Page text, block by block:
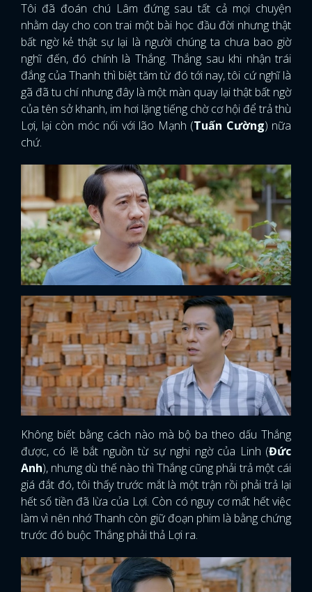
Tôi đã đoán chú Lâm đứng sau tất cả mọi chuyện
nhằm dạy cho con trai một bài học đầu đời nhưng thật
bất ngờ kẻ thật sự lại là người chúng ta chưa bao giờ
nghĩ đến, đó chính là Thắng. Thắng sau khi nhận trái
đắng của Thanh thì biệt tăm từ đó tới nay, tôi cứ nghĩ là
gã đã tu chí nhưng đây là một màn quay lại thật bất ngờ
của tên sở khanh, im hơi lặng tiếng chờ cơ hội để trả thù
Lợi, lại còn móc nối với lão Mạnh (Tuấn Cường) nữa
chứ.
Không biết bằng cách nào mà bộ ba theo dấu Thắng
được, có lẽ bắt nguồn từ sự nghi ngờ của Linh (Đức
Anh), nhưng dù thế nào thì Thắng cũng phải trả một cái
giá đắt đó, tôi thấy trước mắt là một trận rồi phải trả lại
hết số tiền đã lừa của Lợi. Còn có nguy cơ mất hết việc
làm vì nên nhớ Thanh còn giữ đoạn phim là bằng chứng
trước đó buộc Thắng phải thả Lợi ra.